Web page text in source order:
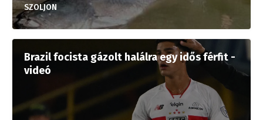
SZOLJON
Brazil focista gázolt halálra egy idős férfit -
videó